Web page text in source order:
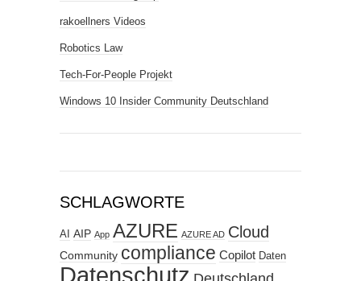
rakoellners Videos
Robotics Law
Tech-For-People Projekt
Windows 10 Insider Community Deutschland
SCHLAGWORTE
AI AIP App AZURE AZURE AD Cloud
Community compliance Copilot Daten
Datenschutz